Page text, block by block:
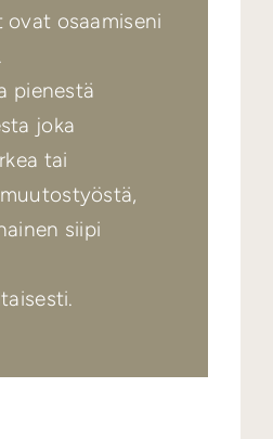
osaamiseni
pienestä
joka
tai
siipi